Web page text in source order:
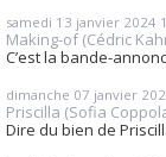
samedi 13 janvier 2024
Making-of (Cédric
C’est la bande-
dimanche 07 janvier
Priscilla (Sofia
Dire du bien de